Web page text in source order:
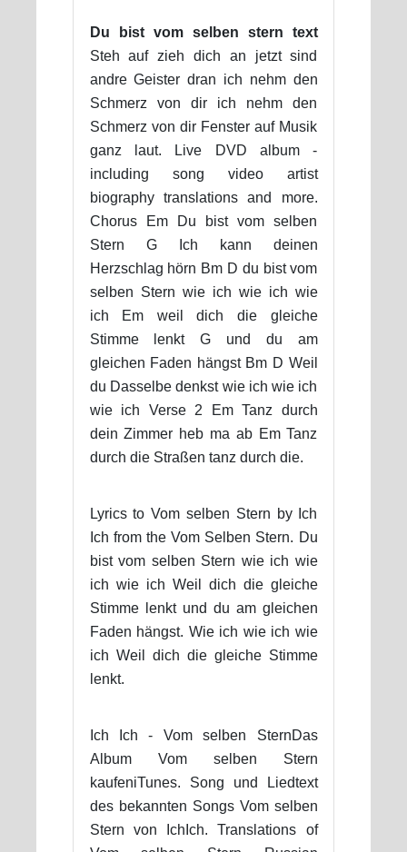
Du bist vom selben stern text
Steh auf zieh dich an jetzt sind
andre Geister dran ich nehm den
Schmerz von dir ich nehm den
Schmerz von dir Fenster auf Musik
ganz laut. Live DVD album -
including song video artist
biography translations and more.
Chorus Em Du bist vom selben
Stern G Ich kann deinen
Herzschlag hörn Bm D du bist vom
selben Stern wie ich wie ich wie
ich Em weil dich die gleiche
Stimme lenkt G und du am
gleichen Faden hängst Bm D Weil
du Dasselbe denkst wie ich wie ich
wie ich Verse 2 Em Tanz durch
dein Zimmer heb ma ab Em Tanz
durch die Straßen tanz durch die.
Lyrics to Vom selben Stern by Ich
Ich from the Vom Selben Stern. Du
bist vom selben Stern wie ich wie
ich wie ich Weil dich die gleiche
Stimme lenkt und du am gleichen
Faden hängst. Wie ich wie ich wie
ich Weil dich die gleiche Stimme
lenkt.
Ich Ich - Vom selben SternDas
Album Vom selben Stern
kaufeniTunes. Song und Liedtext
des bekannten Songs Vom selben
Stern von IchIch. Translations of